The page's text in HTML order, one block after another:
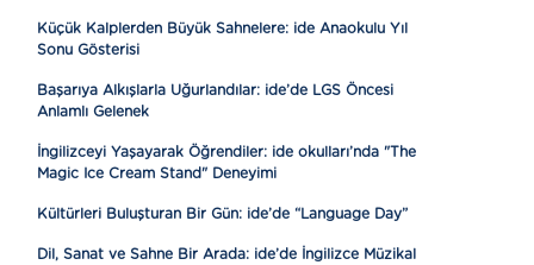
Küçük Kalplerden Büyük Sahnelere: ide Anaokulu Yıl
Sonu Gösterisi
Başarıya Alkışlarla Uğurlandılar: ide’de LGS Öncesi
Anlamlı Gelenek
İngilizceyi Yaşayarak Öğrendiler: ide okulları’nda "The
Magic Ice Cream Stand" Deneyimi
Kültürleri Buluşturan Bir Gün: ide’de “Language Day”
Dil, Sanat ve Sahne Bir Arada: ide’de İngilizce Müzikal